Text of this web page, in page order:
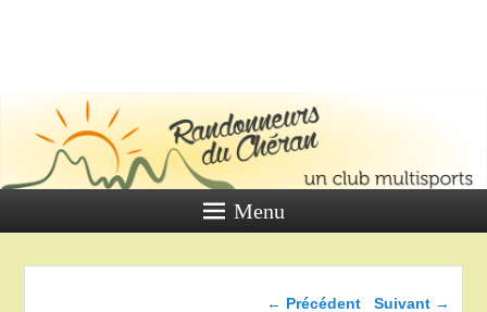
DU
Un club multi sports
Menu
Navigation dans les
← Précédent Suivant →